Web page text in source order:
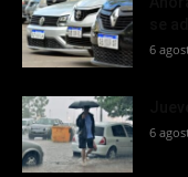
6
6